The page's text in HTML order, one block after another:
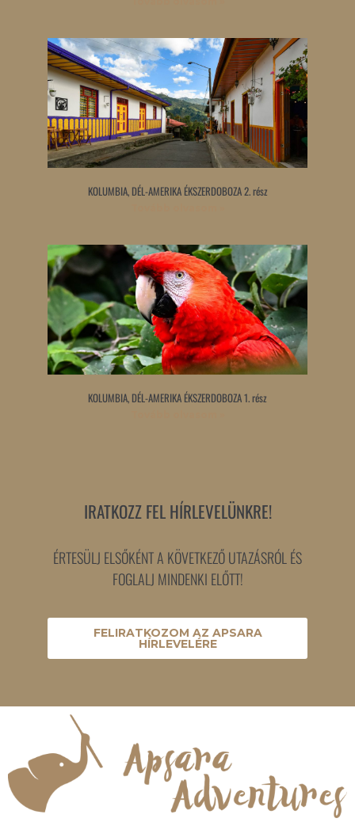
KOLUMBIA, DÉL-AMERIKA ÉKSZERDOBOZA 2. rész
KOLUMBIA, DÉL-AMERIKA ÉKSZERDOBOZA 1. rész
IRATKOZZ FEL HÍRLEVELÜNKRE!
ÉRTESÜLJ ELSŐKÉNT A KÖVETKEZŐ UTAZÁSRÓL ÉS
FOGLALJ MINDENKI ELŐTT!
FELIRATKOZOM AZ APSARA
HÍRLEVELÉRE